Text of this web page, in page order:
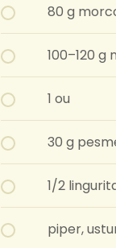
80 g
100–120
1 ou
30 g
1/2
piper,